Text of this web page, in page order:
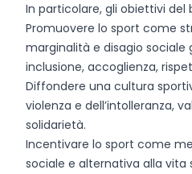
In particolare, gli obiettivi del
Promuovere lo sport come
marginalità e disagio sociale
inclusione, accoglienza,
Diffondere una cultura
violenza e dell’intolleranza,
solidarietà.
Incentivare lo sport come
sociale e alternativa alla vita